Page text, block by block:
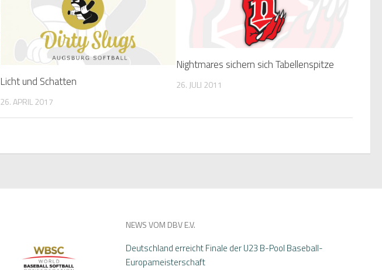
Licht und Schatten
26. APRIL 2017
Nightmares sichern sich Tabellenspitze
26. JULI 2011
NEWS VOM DBV E.V.
Deutschland erreicht Finale der U23 B-Pool Baseball-
Europameisterschaft